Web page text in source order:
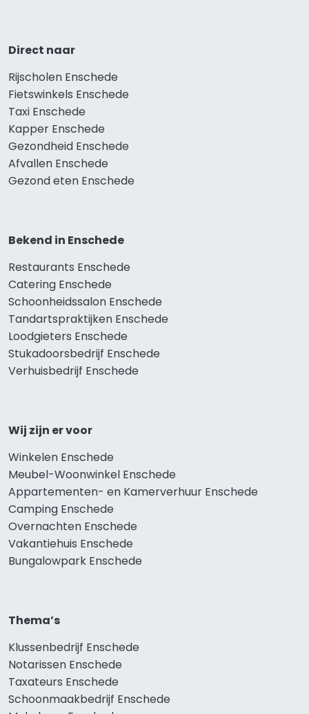
Direct naar
Rijscholen Enschede
Fietswinkels Enschede
Taxi Enschede
Kapper Enschede
Gezondheid Enschede
Afvallen Enschede
Gezond eten Enschede
Bekend in Enschede
Restaurants Enschede
Catering Enschede
Schoonheidssalon Enschede
Tandartspraktijken Enschede
Loodgieters Enschede
Stukadoorsbedrijf Enschede
Verhuisbedrijf Enschede
Wij zijn er voor
Winkelen Enschede
Meubel-Woonwinkel Enschede
Appartementen- en Kamerverhuur Enschede
Camping Enschede
Overnachten Enschede
Vakantiehuis Enschede
Bungalowpark Enschede
Thema’s
Klussenbedrijf Enschede
Notarissen Enschede
Taxateurs Enschede
Schoonmaakbedrijf Enschede